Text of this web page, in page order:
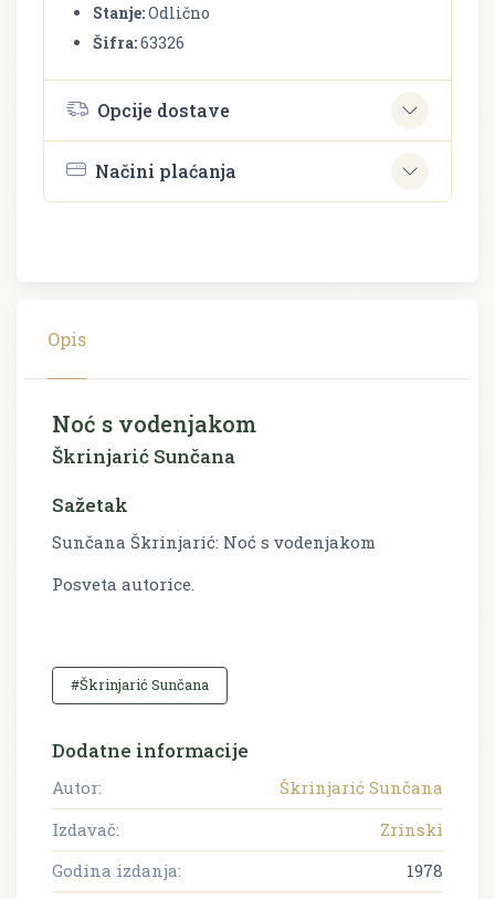
Stanje:Odlično
Šifra:63326
Opcije dostave
Načini plaćanja
Opis
Noć s vodenjakom
Škrinjarić Sunčana
Sažetak
Sunčana Škrinjarić: Noć s vodenjakom
Posveta autorice.
#Škrinjarić Sunčana
Dodatne informacije
Autor:
Škrinjarić Sunčana
Izdavač:
Zrinski
Godina izdanja:
1978